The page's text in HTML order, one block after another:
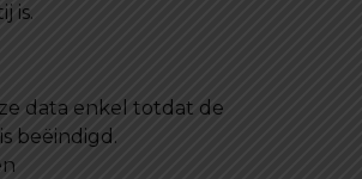
is.
data enkel totdat de
beëindigd.